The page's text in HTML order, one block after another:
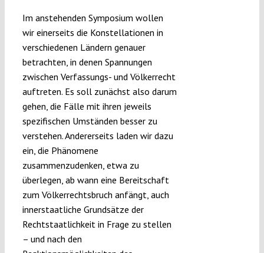
Im anstehenden Symposium wollen
wir einerseits die Konstellationen in
verschiedenen Ländern genauer
betrachten, in denen Spannungen
zwischen Verfassungs- und Völkerrecht
auftreten. Es soll zunächst also darum
gehen, die Fälle mit ihren jeweils
spezifischen Umständen besser zu
verstehen. Andererseits laden wir dazu
ein, die Phänomene
zusammenzudenken, etwa zu
überlegen, ab wann eine Bereitschaft
zum Völkerrechtsbruch anfängt, auch
innerstaatliche Grundsätze der
Rechtstaatlichkeit in Frage zu stellen
– und nach den